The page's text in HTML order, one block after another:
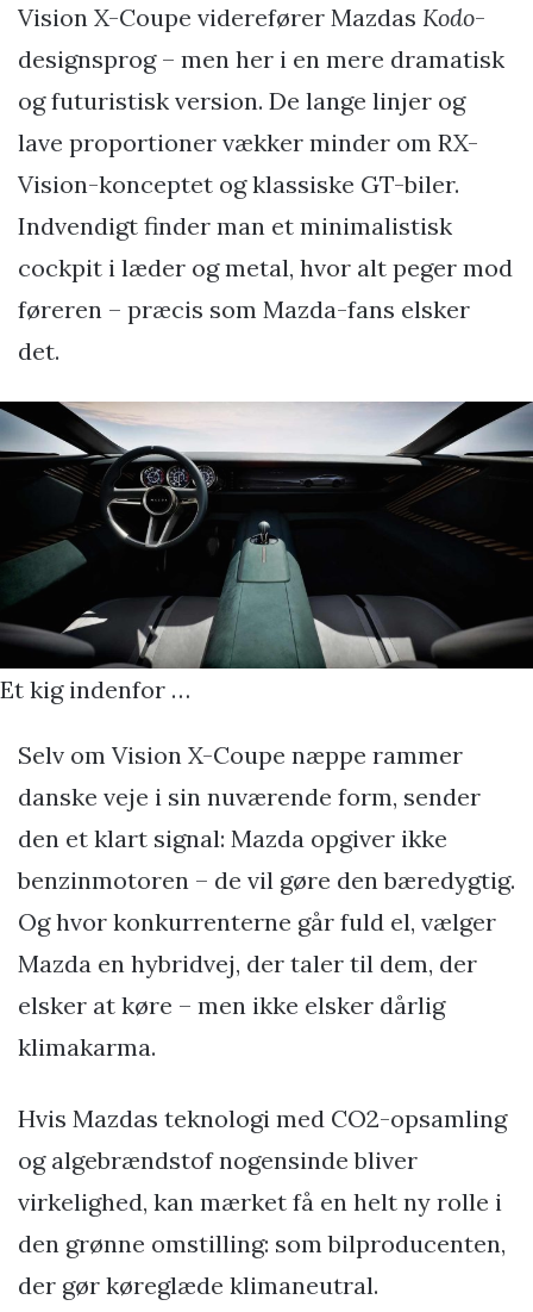
Vision X-Coupe viderefører Mazdas Kodo-
designsprog – men her i en mere dramatisk
og futuristisk version. De lange linjer og
lave proportioner vækker minder om RX-
Vision-konceptet og klassiske GT-biler.
Indvendigt finder man et minimalistisk
cockpit i læder og metal, hvor alt peger mod
føreren – præcis som Mazda-fans elsker
det.
Et kig indenfor …
Selv om Vision X-Coupe næppe rammer
danske veje i sin nuværende form, sender
den et klart signal: Mazda opgiver ikke
benzinmotoren – de vil gøre den bæredygtig.
Og hvor konkurrenterne går fuld el, vælger
Mazda en hybridvej, der taler til dem, der
elsker at køre – men ikke elsker dårlig
klimakarma.
Hvis Mazdas teknologi med CO2-opsamling
og algebrændstof nogensinde bliver
virkelighed, kan mærket få en helt ny rolle i
den grønne omstilling: som bilproducenten,
der gør køreglæde klimaneutral.